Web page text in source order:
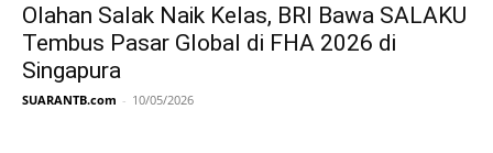
Olahan Salak Naik Kelas, BRI Bawa SALAKU
Tembus Pasar Global di FHA 2026 di
Singapura
SUARANTB.com - 10/05/2026